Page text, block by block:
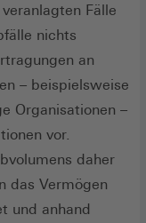
Fälle
nichts
an
– beispielsweise
Organisationen –
vor.
daher
das Vermögen
und anhand